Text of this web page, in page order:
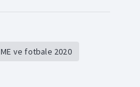
ME ve fotbale 2020